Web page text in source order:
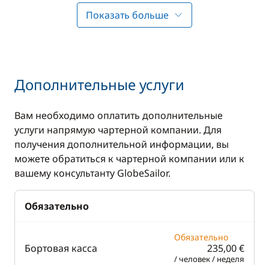
Стол в кокпите
лебёдка
Электрический
брашпиль
Льдогенератор
Микроволновая
Посудомоечная
Холодильник
Показать больше
Дополнительные услуги
Вам необходимо оплатить дополнительные
услуги напрямую чартерной компании. Для
получения дополнительной информации, вы
можете обратиться к чартерной компании или к
вашему консультанту GlobeSailor.
Обязательно
Бортовая касса
Обязательно
235,00 €
/ человек / неделя